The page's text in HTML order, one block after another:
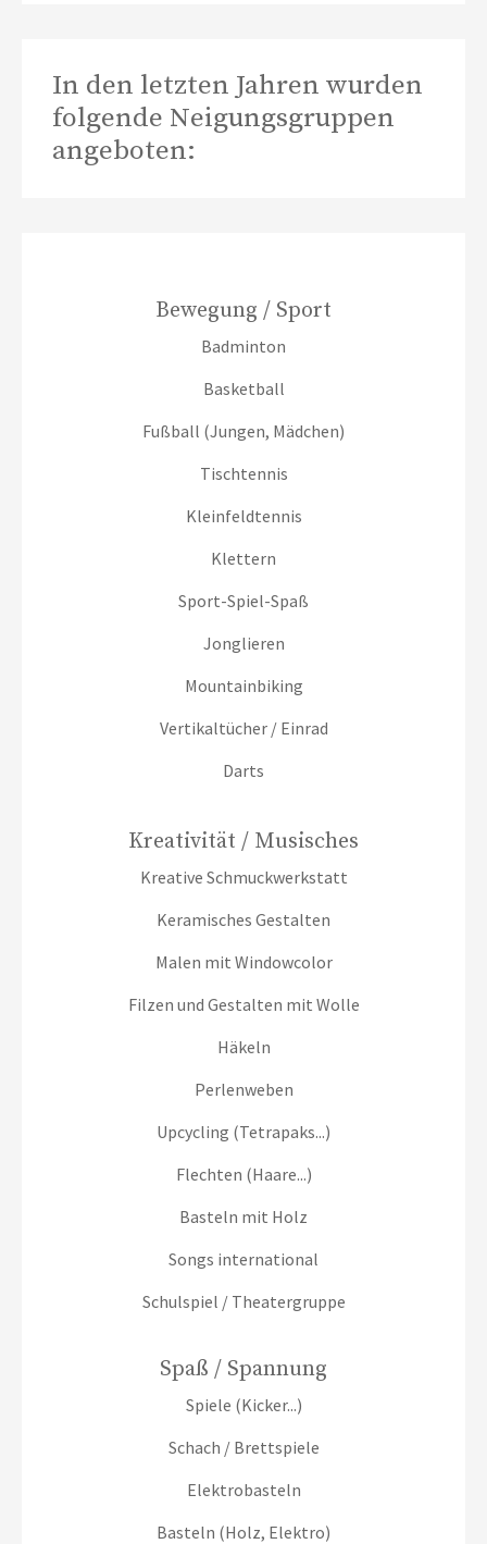
In den letzten Jahren wurden
folgende Neigungsgruppen
angeboten:
Bewegung / Sport
Badminton
Basketball
Fußball (Jungen, Mädchen)
Tischtennis
Kleinfeldtennis
Klettern
Sport-Spiel-Spaß
Jonglieren
Mountainbiking
Vertikaltücher / Einrad
Darts
Kreativität / Musisches
Kreative Schmuckwerkstatt
Keramisches Gestalten
Malen mit Windowcolor
Filzen und Gestalten mit Wolle
Häkeln
Perlenweben
Upcycling (Tetrapaks...)
Flechten (Haare...)
Basteln mit Holz
Songs international
Schulspiel / Theatergruppe
Spaß / Spannung
Spiele (Kicker...)
Schach / Brettspiele
Elektrobasteln
Basteln (Holz, Elektro)